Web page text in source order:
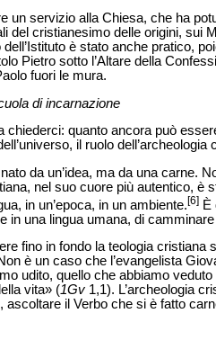
un servizio alla Chiesa, che ha
del cristianesimo delle origini, sui
è stato anche pratico,
Pietro sotto l’Altare della
fuori le mura.
di incarnazione
quanto ancora può
il ruolo
nato da un’idea, ma da una carne.
nel suo cuore più autentico, è
in un’epoca, in un ambiente.[6] È
in una lingua umana, di
fino in fondo la teologia cristiana
è un caso che l’evangelista
udito, quello che abbiamo
vita» (1Gv 1,1). L’archeologia
ascoltare il Verbo che si è fatto